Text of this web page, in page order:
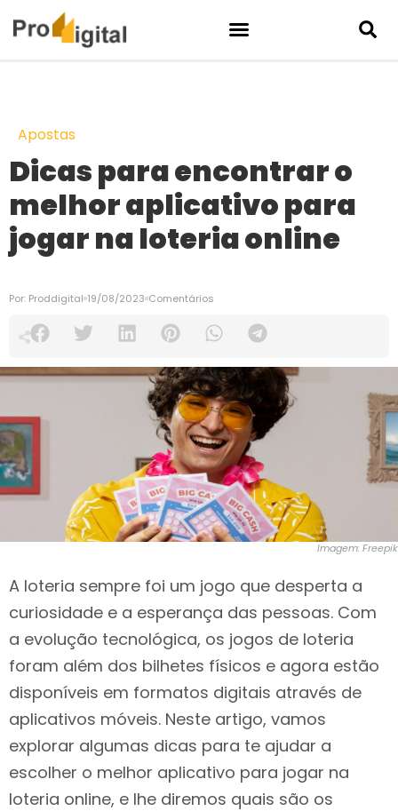
Apostas
Dicas para encontrar o
melhor aplicativo para
jogar na loteria online
Por: Proddigital 19/08/2023 Comentários
Imagem: Freepik
A loteria sempre foi um jogo que desperta a
curiosidade e a esperança das pessoas. Com
a evolução tecnológica, os jogos de loteria
foram além dos bilhetes físicos e agora estão
disponíveis em formatos digitais através de
aplicativos móveis. Neste artigo, vamos
explorar algumas dicas para te ajudar a
escolher o melhor aplicativo para jogar na
loteria online, e lhe diremos quais são os